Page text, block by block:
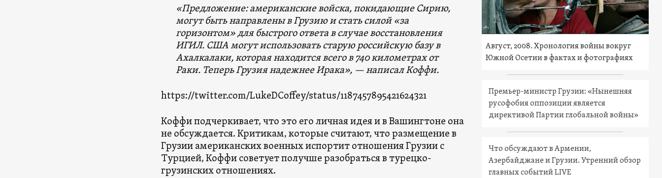
«Предложение: американские войска, покидающие Сирию,
могут быть направлены в Грузию и стать силой «за
горизонтом» для быстрого ответа в случае восстановления
ИГИЛ. США могут использовать старую российскую базу в
Ахалкалаки, которая находится всего в 740 километрах от
Раки. Теперь Грузия надежнее Ирака», — написал Коффи.
https://twitter.com/LukeDCoffey/status/1187457895421624321
Коффи подчеркивает, что это его личная идея и в Вашингтоне она
не обсуждается. Критикам, которые считают, что размещение в
Грузии американских военных испортит отношения Грузии с
Турцией, Коффи советует получше разобраться в турецко-
грузинских отношениях.
Август, 2008. Хронология войны вокруг
Южной Осетии в фактах и фотографиях
Премьер-министр Грузии: «Нынешняя
русофобия оппозиции является
директивой Партии глобальной войны»
Что обсуждают в Армении,
Азербайджане и Грузии. Утренний обзор
главных событий LIVE